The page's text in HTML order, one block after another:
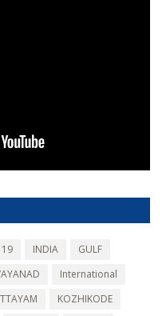
19 INDIA
GULF
International
KOZHIKODE